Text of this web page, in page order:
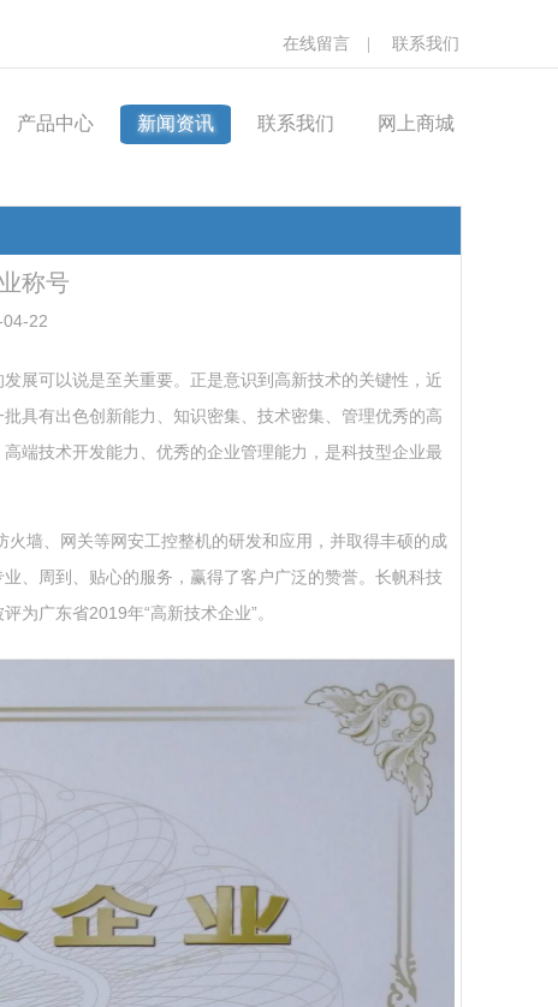
在线留言 联系我们
产品中心 新闻资讯 联系我们 网上商城
称号
22
展可以说是至关重要。正是意识到高新技术的关键性，近
具有出色创新能力、知识密集、技术密集、管理优秀的高
端技术开发能力、优秀的企业管理能力，是科技型企业最
墙、网关等网安工控整机的研发和应用，并取得丰硕的成
、周到、贴心的服务，赢得了客户广泛的赞誉。长帆科技
为广东省2019年“高新技术企业”。